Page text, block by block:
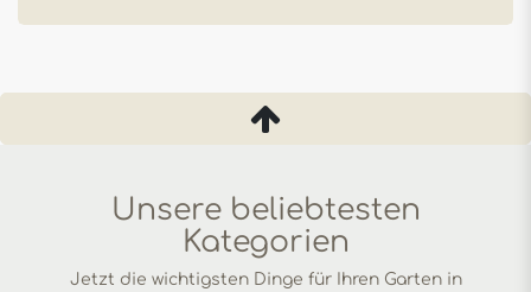
Unsere beliebtesten
Kategorien
Jetzt die wichtigsten Dinge für Ihren Garten in